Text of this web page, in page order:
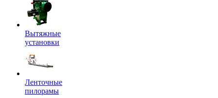
Вытяжные
установки
Ленточные
пилорамы